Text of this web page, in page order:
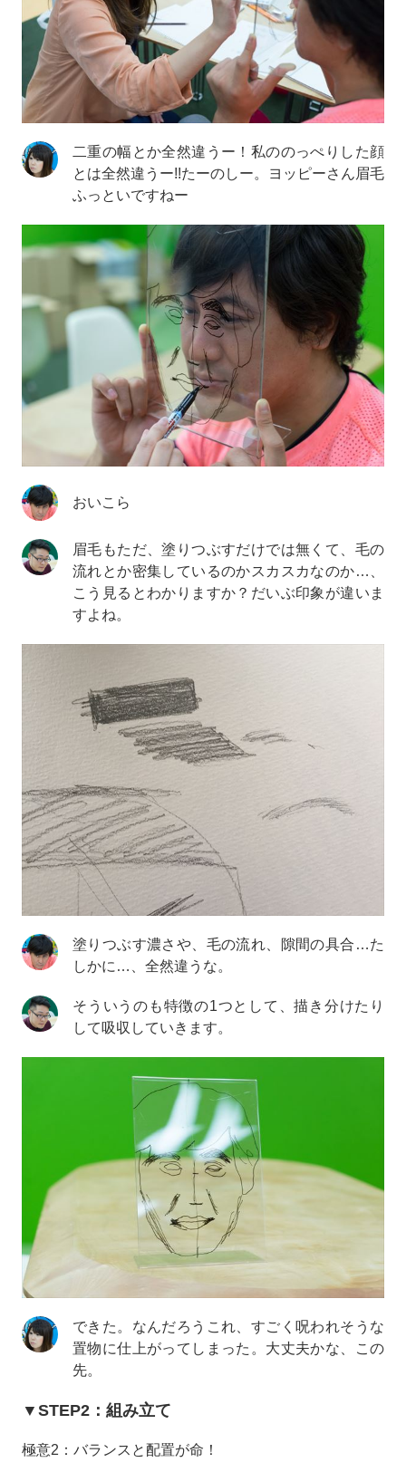
二重の幅とか全然違うー！私ののっぺりした顔
とは全然違うー!!たーのしー。ヨッピーさん眉毛
ふっといですねー
おいこら
眉毛もただ、塗りつぶすだけでは無くて、毛の
流れとか密集しているのかスカスカなのか…、
こう見るとわかりますか？だいぶ印象が違いま
すよね。
塗りつぶす濃さや、毛の流れ、隙間の具合…た
しかに…、全然違うな。
そういうのも特徴の1つとして、描き分けたり
して吸収していきます。
できた。なんだろうこれ、すごく呪われそうな
置物に仕上がってしまった。大丈夫かな、この
先。
▼STEP2：組み立て
極意2：バランスと配置が命！